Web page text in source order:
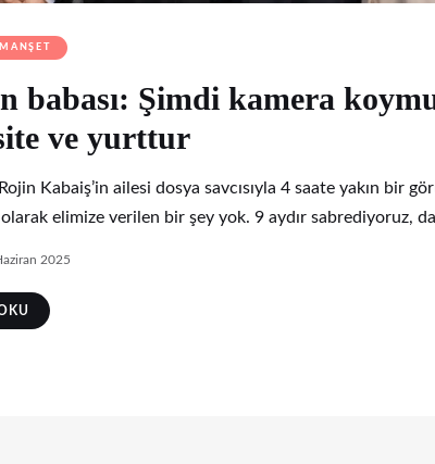
MANŞET
babası: Şimdi kamera
ve yurttur
Kabaiş’in ailesi dosya savcısıyla 4 saate yakın bir
elimize verilen bir şey yok. 9 aydır sabrediyoruz,
2025